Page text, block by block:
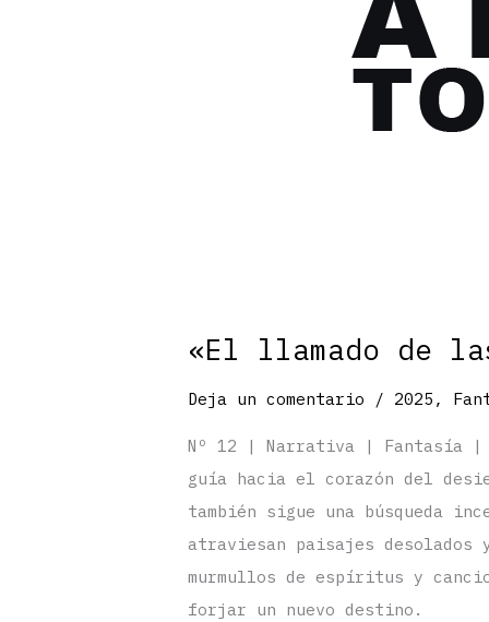
«El llamado de
Deja un comentario / 2025 ,
Nº 12 | Narrativa | Fantasía |
guía hacia el corazón del
también sigue una búsqueda
atraviesan paisajes
murmullos de espíritus y
forjar un nuevo destino.